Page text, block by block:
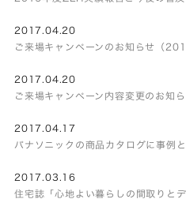
2017.04.20
ご来場キャンペーンのお知らせ（
2017.04.20
ご来場キャンペーン内容変更のお知
2017.04.17
パナソニックの商品カタログに事例
2017.03.16
住宅誌「心地よい暮らしの間取りと